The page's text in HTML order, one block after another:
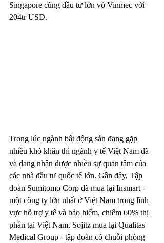
Singapore cũng đầu tư lớn vô Vinmec với
204tr USD.
Trong lúc ngành bất động sản đang gặp
nhiều khó khăn thì ngành y tế Việt Nam đã
và đang nhận được nhiều sự quan tâm của
các nhà đầu tư quốc tế lớn. Gần đây, Tập
đoàn Sumitomo Corp đã mua lại Insmart -
một công ty lớn nhất ở Việt Nam trong lĩnh
vực hỗ trợ y tế và bảo hiểm, chiếm 60% thị
phần tại Việt Nam. Sojitz mua lại Qualitas
Medical Group - tập đoàn có chuỗi phòng